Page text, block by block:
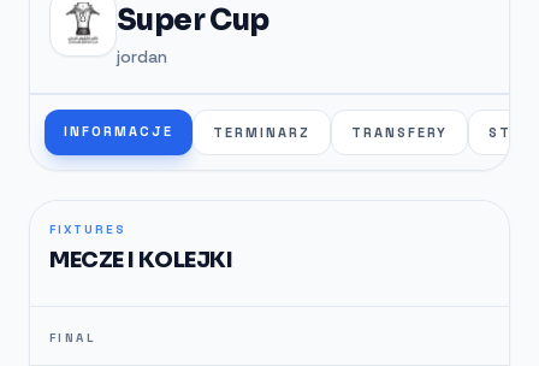
Super Cup
jordan
INFORMACJE TERMINARZ TRANSFERY
FIXTURES
MECZE I KOLEJKI
FINAL